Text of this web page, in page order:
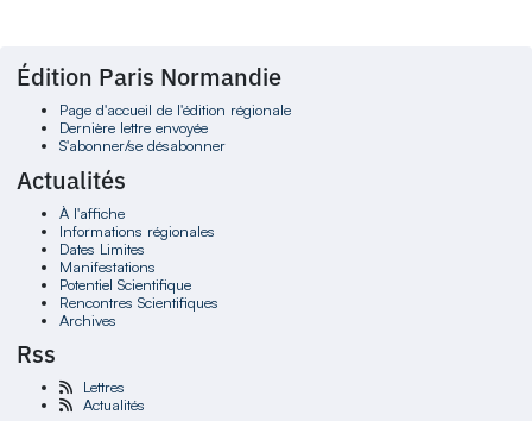
Édition Paris Normandie
Page d'accueil de l'édition régionale
Dernière lettre envoyée
S'abonner/se désabonner
Actualités
À l'affiche
Informations régionales
Dates Limites
Manifestations
Potentiel Scientifique
Rencontres Scientifiques
Archives
Rss
Lettres
Actualités